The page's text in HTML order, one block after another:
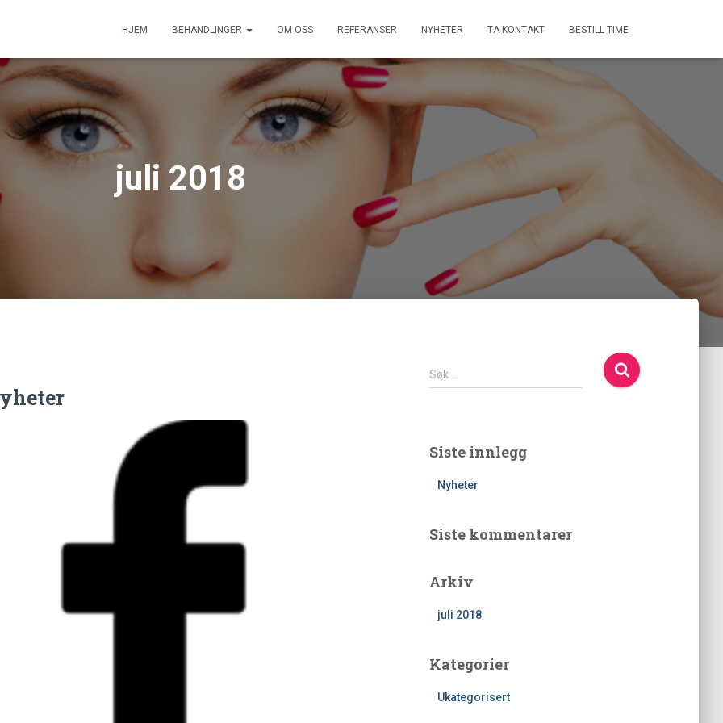
HJEM BEHANDLINGER OM OSS REFERANSER NYHETER TA KONTAKT BESTILL TIME
juli 2018
S
ø
t
Søk …
Siste innlegg
Nyheter
Siste kommentarer
Arkiv
juli 2018
Kategorier
Ukategorisert